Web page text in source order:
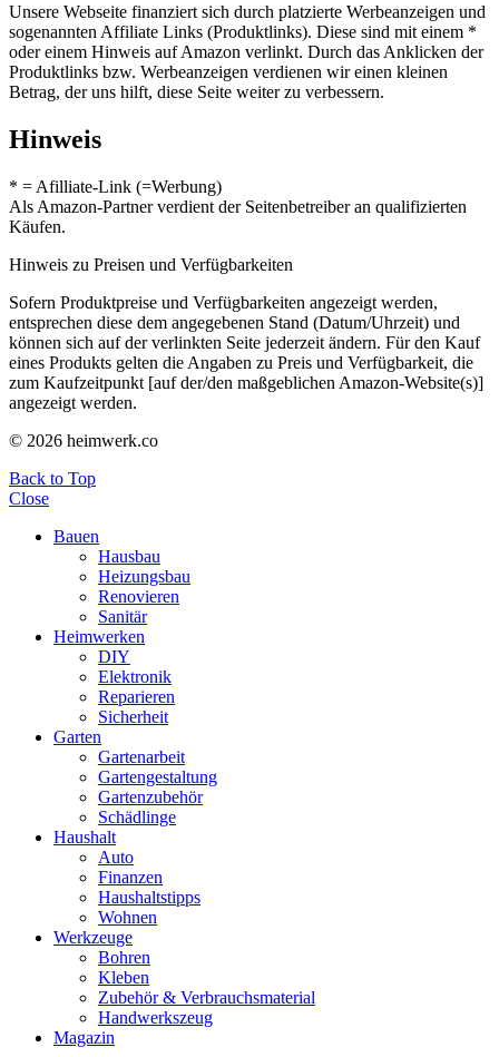
Unsere Webseite finanziert sich durch platzierte Werbeanzeigen und
sogenannten Affiliate Links (Produktlinks). Diese sind mit einem *
oder einem Hinweis auf Amazon verlinkt. Durch das Anklicken der
Produktlinks bzw. Werbeanzeigen verdienen wir einen kleinen
Betrag, der uns hilft, diese Seite weiter zu verbessern.
Hinweis
* = Afilliate-Link (=Werbung)
Als Amazon-Partner verdient der Seitenbetreiber an qualifizierten
Käufen.
Hinweis zu Preisen und Verfügbarkeiten
Sofern Produktpreise und Verfügbarkeiten angezeigt werden,
entsprechen diese dem angegebenen Stand (Datum/Uhrzeit) und
können sich auf der verlinkten Seite jederzeit ändern. Für den Kauf
eines Produkts gelten die Angaben zu Preis und Verfügbarkeit, die
zum Kaufzeitpunkt [auf der/den maßgeblichen Amazon-Website(s)]
angezeigt werden.
© 2026 heimwerk.co
Back to Top
Close
Bauen
Hausbau
Heizungsbau
Renovieren
Sanitär
Heimwerken
DIY
Elektronik
Reparieren
Sicherheit
Garten
Gartenarbeit
Gartengestaltung
Gartenzubehör
Schädlinge
Haushalt
Auto
Finanzen
Haushaltstipps
Wohnen
Werkzeuge
Bohren
Kleben
Zubehör & Verbrauchsmaterial
Handwerkszeug
Magazin